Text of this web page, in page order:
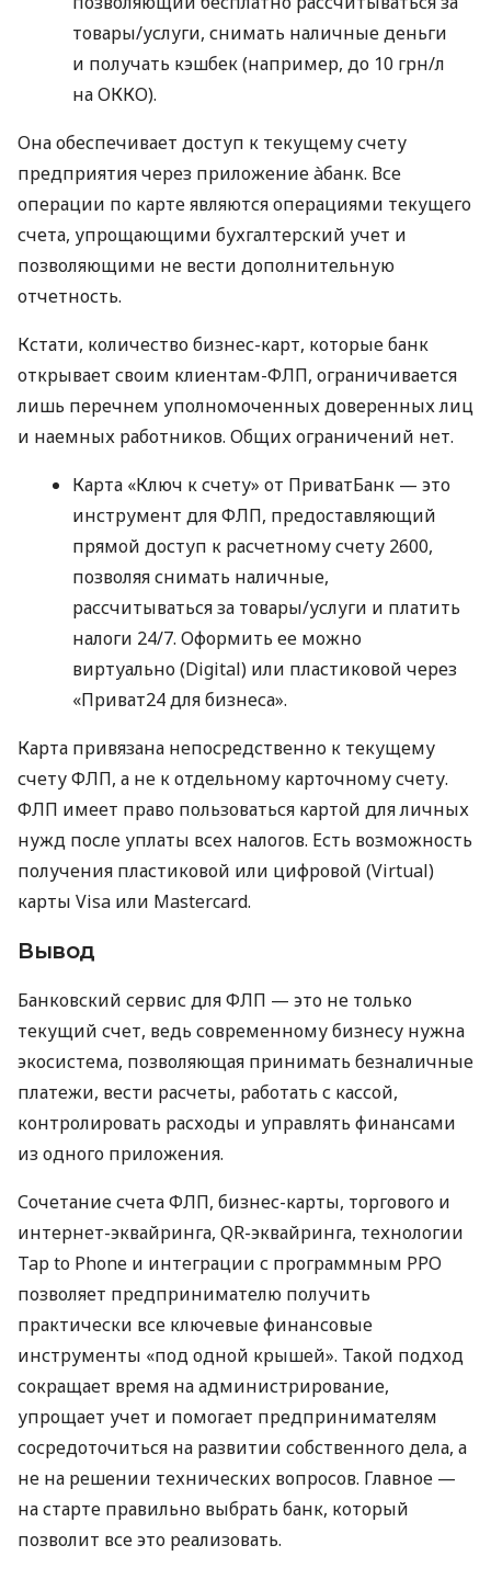
товары/услуги, снимать наличные деньги
и получать кэшбек (например, до 10 грн/л
на ОККО).
Она обеспечивает доступ к текущему счету
предприятия через приложение àбанк. Все
операции по карте являются операциями текущего
счета, упрощающими бухгалтерский учет и
позволяющими не вести дополнительную
отчетность.
Кстати, количество бизнес-карт, которые банк
открывает своим клиентам-ФЛП, ограничивается
лишь перечнем уполномоченных доверенных лиц
и наемных работников. Общих ограничений нет.
Карта «Ключ к счету» от ПриватБанк — это
инструмент для ФЛП, предоставляющий
прямой доступ к расчетному счету 2600,
позволяя снимать наличные,
рассчитываться за товары/услуги и платить
налоги 24/7. Оформить ее можно
виртуально (Digital) или пластиковой через
«Приват24 для бизнеса».
Карта привязана непосредственно к текущему
счету ФЛП, а не к отдельному карточному счету.
ФЛП имеет право пользоваться картой для личных
нужд после уплаты всех налогов. Есть возможность
получения пластиковой или цифровой (Virtual)
карты Visa или Mastercard.
Вывод
Банковский сервис для ФЛП — это не только
текущий счет, ведь современному бизнесу нужна
экосистема, позволяющая принимать безналичные
платежи, вести расчеты, работать с кассой,
контролировать расходы и управлять финансами
из одного приложения.
Сочетание счета ФЛП, бизнес-карты, торгового и
интернет-эквайринга, QR-эквайринга, технологии
Tap to Phone и интеграции с программным РРО
позволяет предпринимателю получить
практически все ключевые финансовые
инструменты «под одной крышей». Такой подход
сокращает время на администрирование,
упрощает учет и помогает предпринимателям
сосредоточиться на развитии собственного дела, а
не на решении технических вопросов. Главное —
на старте правильно выбрать банк, который
позволит все это реализовать.